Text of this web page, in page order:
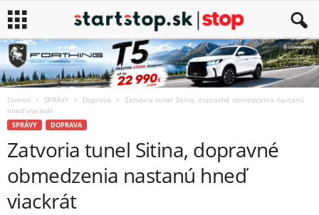
Domov SPRÁVY Doprava
Zatvoria tunel Sitina, dopravné obmedzenia nastanú
hneď viackrát
SPRÁVY DOPRAVA
Zatvoria tunel Sitina, dopravné
obmedzenia nastanú hneď
viackrát